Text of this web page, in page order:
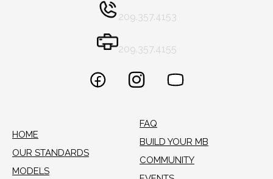
209.357.4153
209.357.4155
HOME
OUR STANDARDS
MODELS
FAQ
BUILD YOUR MB
COMMUNITY